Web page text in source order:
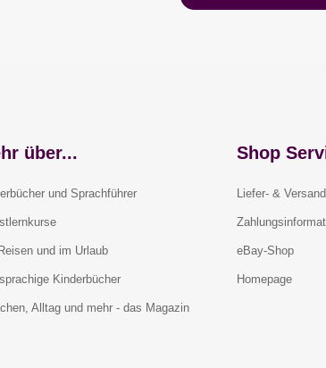
über...
und Sprachführer
und im Urlaub
Kinderbücher
Alltag und mehr - das Magazin
Shop
Liefer- &
eBay-Shop
Homepage